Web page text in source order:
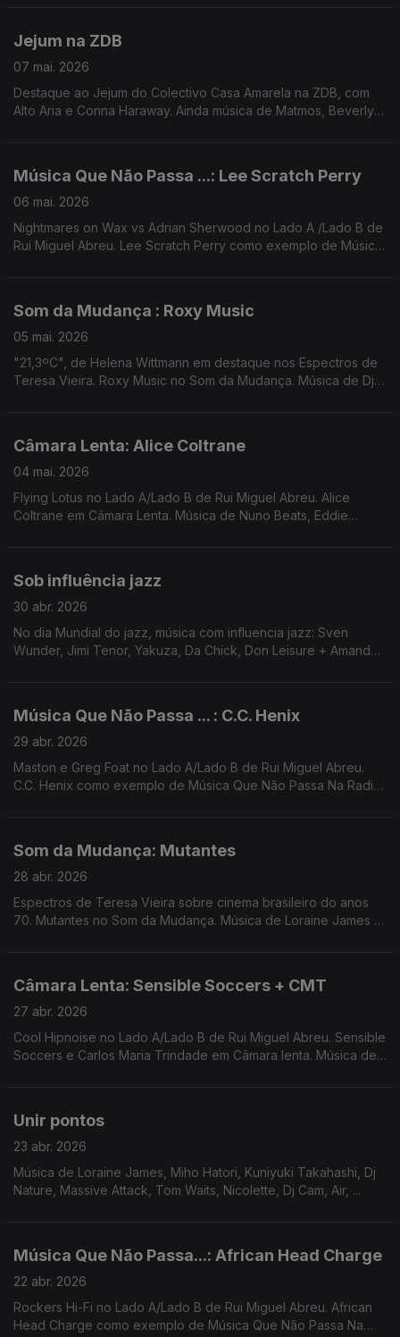
Jejum na ZDB
07 mai. 2026
Destaque ao Jejum do Colectivo Casa Amarela na ZDB, com
Alto Aria e Conna Haraway. Ainda música de Matmos, Beverly
Música Que Não Passa ...: Lee Scratch Perry
06 mai. 2026
Nightmares on Wax vs Adrian Sherwood no Lado A /Lado B de
Rui Miguel Abreu. Lee Scratch Perry como exemplo de Música
Som da Mudança : Roxy Music
05 mai. 2026
"21,3ºC", de Helena Wittmann em destaque nos Espectros de
Teresa Vieira. Roxy Music no Som da Mudança. Música de Dj
Câmara Lenta: Alice Coltrane
04 mai. 2026
Flying Lotus no Lado A/Lado B de Rui Miguel Abreu. Alice
Coltrane em Câmara Lenta. Música de Nuno Beats, Eddie
Sob influência jazz
30 abr. 2026
No dia Mundial do jazz, música com influencia jazz: Sven
Wunder, Jimi Tenor, Yakuza, Da Chick, Don Leisure + Amanda
Música Que Não Passa ... : C.C. Henix
29 abr. 2026
Maston e Greg Foat no Lado A/Lado B de Rui Miguel Abreu.
C.C. Henix como exemplo de Música Que Não Passa Na Radio.
Som da Mudança: Mutantes
28 abr. 2026
Espectros de Teresa Vieira sobre cinema brasileiro do anos
70. Mutantes no Som da Mudança. Música de Loraine James +
Câmara Lenta: Sensible Soccers + CMT
27 abr. 2026
Cool Hipnoise no Lado A/Lado B de Rui Miguel Abreu. Sensible
Soccers e Carlos Maria Trindade em Câmara lenta. Música de
Unir pontos
23 abr. 2026
Música de Loraine James, Miho Hatori, Kuniyuki Takahashi, Dj
Nature, Massive Attack, Tom Waits, Nicolette, Dj Cam, Air, ...
Música Que Não Passa...: African Head Charge
22 abr. 2026
Rockers Hi-Fi no Lado A/Lado B de Rui Miguel Abreu. African
Head Charge como exemplo de Música Que Não Passa Na